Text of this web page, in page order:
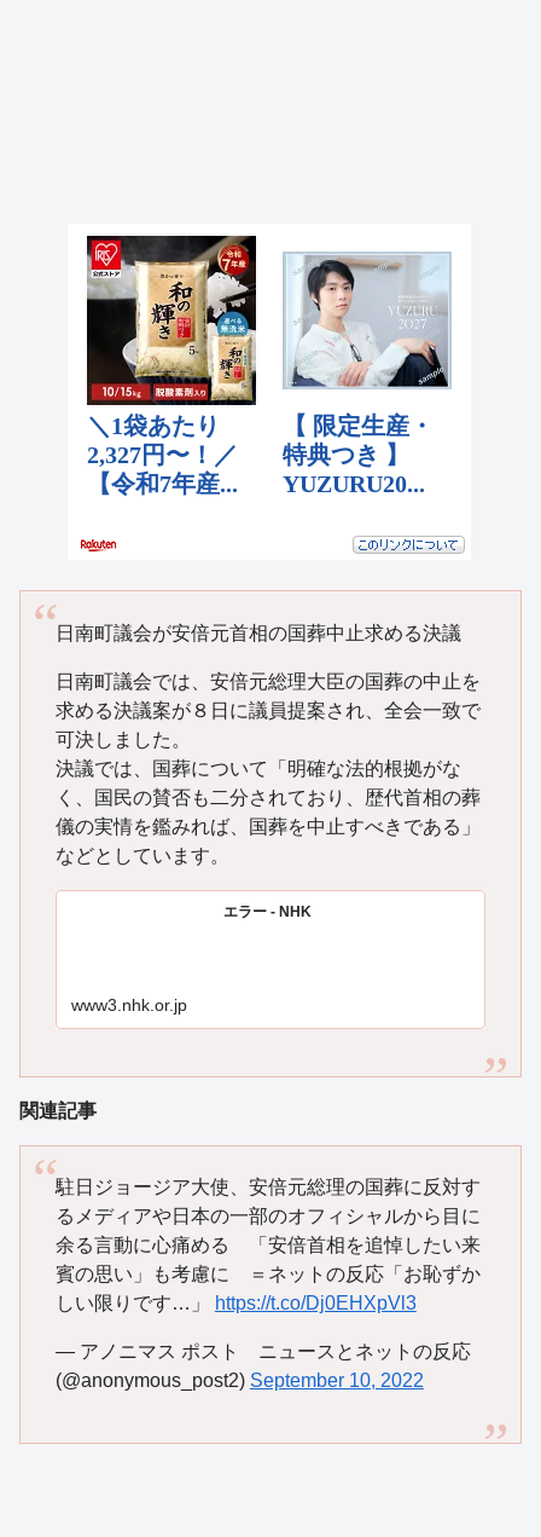
日南町議会が安倍元首相の国葬中止求める決議
日南町議会では、安倍元総理大臣の国葬の中止を
求める決議案が８日に議員提案され、全会一致で
可決しました。
決議では、国葬について「明確な法的根拠がな
く、国民の賛否も二分されており、歴代首相の葬
儀の実情を鑑みれば、国葬を中止すべきである」
などとしています。
エラー - NHK
www3.nhk.or.jp
関連記事
駐日ジョージア大使、安倍元総理の国葬に反対す
るメディアや日本の一部のオフィシャルから目に
余る言動に心痛める 「安倍首相を追悼したい来
賓の思い」も考慮に ＝ネットの反応「お恥ずか
しい限りです…」
https://t.co/Dj0EHXpVl3
— アノニマス ポスト ニュースとネットの反応
(@anonymous_post2) September 10, 2022